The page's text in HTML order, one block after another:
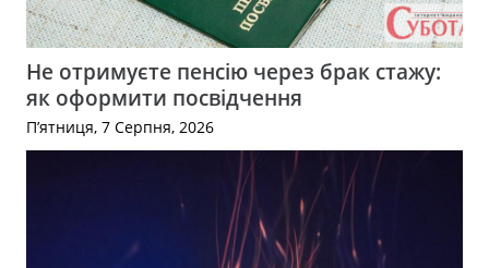
Не отримуєте пенсію через брак стажу:
як оформити посвідчення
П’ятниця, 7 Серпня, 2026